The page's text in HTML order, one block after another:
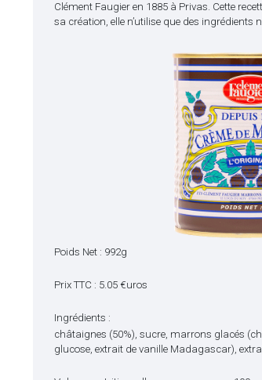
Clément Faugier en 1885 à Privas. Cette
sa création, elle n’utilise que des ingrédients
Poids Net : 992g
Prix TTC : 5.05 €uros
Ingrédients :
châtaignes (50%), sucre, marrons glacés
glucose, extrait de vanille Madagascar),